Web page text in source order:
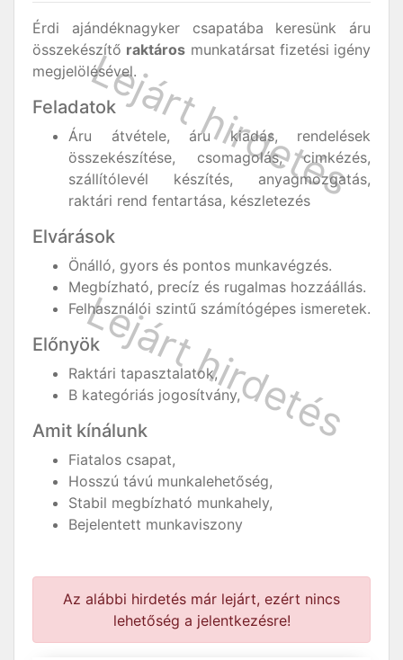
Érdi ajándéknagyker csapatába keresünk áru
összekészítő raktáros munkatársat fizetési igény
megjelölésével.
Feladatok
Áru átvétele, áru kiadás, rendelések
összekészítése, csomagolás, cimkézés,
szállítólevél készítés, anyagmozgatás,
raktári rend fentartása, készletezés
Elvárások
Önálló, gyors és pontos munkavégzés.
Megbízható, precíz és rugalmas hozzáállás.
Felhasználói szintű számítógépes ismeretek.
Előnyök
Raktári tapasztalatok,
B kategóriás jogosítvány,
Amit kínálunk
Fiatalos csapat,
Hosszú távú munkalehetőség,
Stabil megbízható munkahely,
Bejelentett munkaviszony
Az alábbi hirdetés már lejárt, ezért nincs
lehetőség a jelentkezésre!